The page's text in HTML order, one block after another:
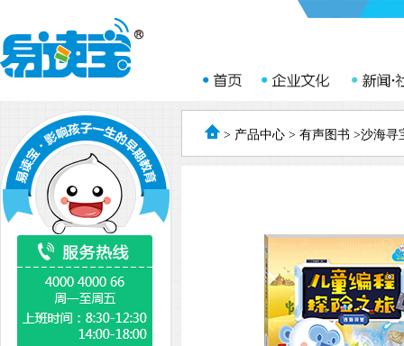
> 产品中心 > 有声图书 >沙海寻